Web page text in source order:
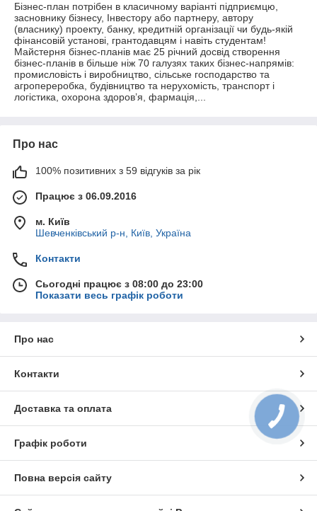
Бізнес-план потрібен в класичному варіанті підприємцю,
засновнику бізнесу, Інвестору або партнеру, автору
(власнику) проекту, банку, кредитній організації чи будь-якій
фінансовій установі, грантодавцям і навіть студентам!
Майстерня бізнес-планів має 25 річний досвід створення
бізнес-планів в більше ніж 70 галузях таких бізнес-напрямів:
промисловість і виробництво, сільське господарство та
агропереробка, будівництво та нерухомість, транспорт і
логістика, охорона здоров’я, фармація,...
Про нас
100% позитивних з 59 відгуків за рік
Працює з 06.09.2016
м. Київ
Шевченківський р-н, Київ, Україна
Контакти
Сьогодні працює з 08:00 до 23:00
Показати весь графік роботи
Про нас
Контакти
Доставка та оплата
Графік роботи
Повна версія сайту